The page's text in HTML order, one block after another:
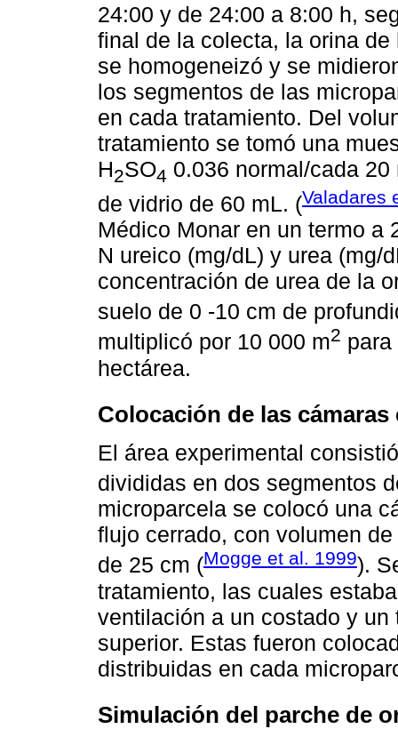
24:00 y de 24:00 a 8:00 h,
final de la colecta, la orina
se homogeneizó y se
los segmentos de las
en cada tratamiento. Del
tratamiento se tomó una
H2SO4 0.036 normal/cada
de vidrio de 60 mL. (Valadares
Médico Monar en un termo a
N ureico (mg/dL) y urea (mg/
concentración de urea de la
suelo de 0 -10 cm de
multiplicó por 10 000 m2
hectárea.
Colocación de las
El área experimental
divididas en dos segmentos
microparcela se colocó una
flujo cerrado, con volumen
de 25 cm (Mogge et al. 1999).
tratamiento, las cuales
ventilación a un costado y
superior. Estas fueron
distribuidas en cada
Simulación del parche de